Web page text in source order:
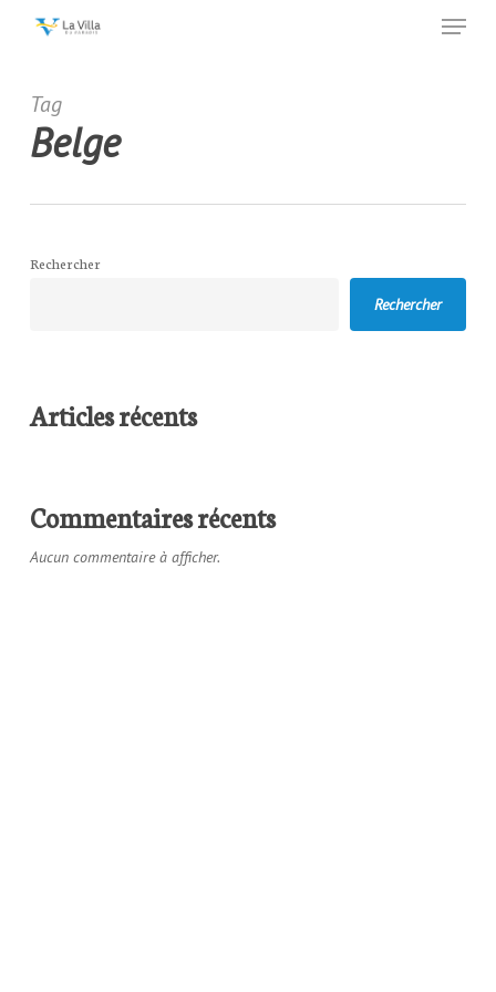
content
Menu
Tag
Belge
Rechercher
Rechercher
Articles récents
Commentaires récents
Aucun commentaire à afficher.